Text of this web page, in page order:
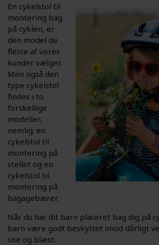
En cykelstol til
montering bag
på cyklen, er
den model de
fleste af vores
kunder vælger.
Men også den
type cykelstol
findes i to
forskellige
modeller,
nemlig; en
cykelstol til
montering på
stellet og en
cykelstol til
montering på
bagagebærer.
Når du har dit barn placeret bag dig på
barn være godt beskyttet imod dårligt
sne og blæst.